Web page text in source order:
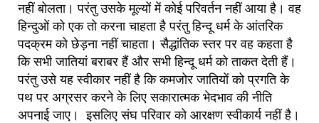
नहीं बोलता। परंतु उसके मूल्यों में कोई परिवर्तन नहीं आया है। वह
हिन्दुओं को एक तो करना चाहता है परंतु हिन्दू धर्म के आंतरिक
पदक्रम को छेड़ना नहीं चाहता। सैद्धांतिक स्तर पर वह कहता है
कि सभी जातियां बराबर हैं और सभी हिन्दू धर्म को ताकत देती हैं।
परंतु उसे यह स्वीकार नहीं है कि कमजोर जातियों को प्रगति के
पथ पर अग्रसर करने के लिए सकारात्मक भेदभाव की नीति
अपनाई जाए। इसलिए संघ परिवार को आरक्षण स्वीकार्य नहीं है।